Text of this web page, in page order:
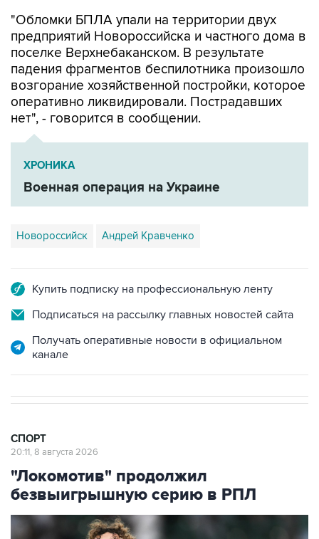
"Обломки БПЛА упали на территории двух
предприятий Новороссийска и частного дома в
поселке Верхнебаканском. В результате
падения фрагментов беспилотника произошло
возгорание хозяйственной постройки, которое
оперативно ликвидировали. Пострадавших
нет", - говорится в сообщении.
ХРОНИКА
Военная операция на Украине
Новороссийск Андрей Кравченко
Купить подписку на профессиональную ленту
Подписаться на рассылку главных новостей сайта
Получать оперативные новости в официальном
канале
СПОРТ
20:11, 8 августа 2026
"Локомотив" продолжил
безвыигрышную серию в РПЛ